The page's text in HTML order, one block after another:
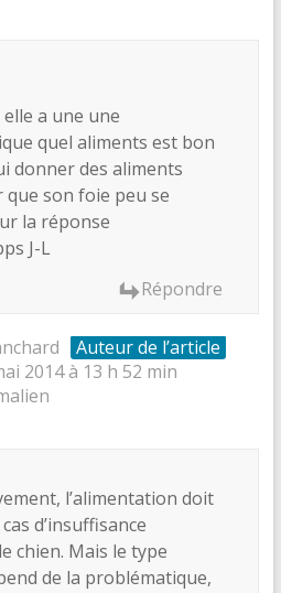
a une une
quel aliments est bon
donner des aliments
son foie peu se
la réponse
J-L
Répondre
Auteur de l’article
2014 à 13 h 52 min
l’alimentation doit
d’insuffisance
chien. Mais le type
de la problématique,